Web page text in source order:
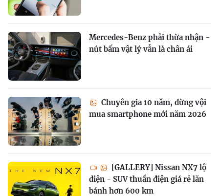
Mercedes-Benz phải thừa nhận -
nút bấm vật lý vẫn là chân ái
Chuyên gia 10 năm, đừng vội
mua smartphone mới năm 2026
[GALLERY] Nissan NX7 lộ
diện - SUV thuần điện giá rẻ lăn
bánh hơn 600 km